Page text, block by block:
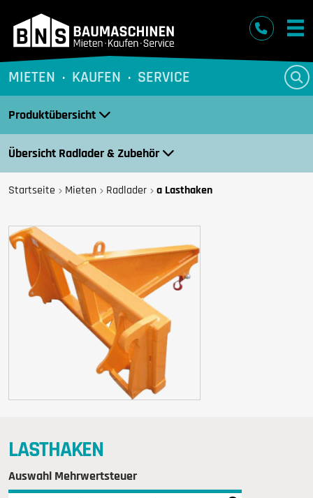
MIETEN KAUFEN SERVICE
Produktübersicht
Übersicht Radlader & Zubehör
Startseite Mieten Radlader a Lasthaken
LASTHAKEN
Auswahl Mehrwertsteuer